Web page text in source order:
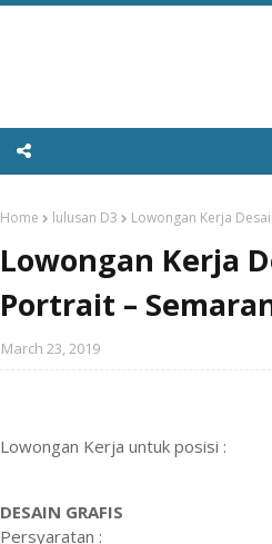
Home lulusan D3 Lowongan Kerja
Lowongan Kerja
Portrait –
March 23, 2019
Lowongan Kerja untuk posisi :
DESAIN GRAFIS
Persyaratan :